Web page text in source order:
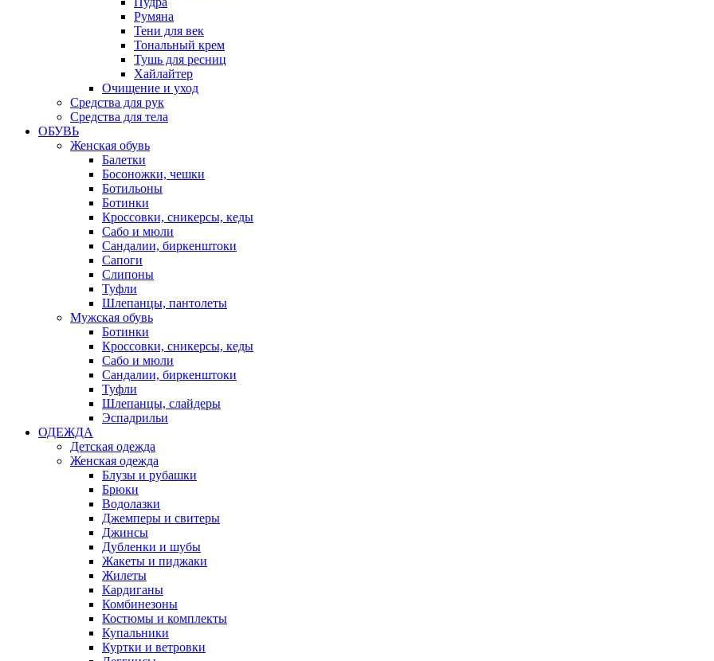
Румяна
Тени для век
Тональный крем
Тушь для ресниц
Хайлайтер
Очищение и уход
Средства для рук
Средства для тела
ОБУВЬ
Женская обувь
Балетки
Босоножки, чешки
Ботильоны
Ботинки
Кроссовки, сникерсы, кеды
Сабо и мюли
Сандалии, биркенштоки
Сапоги
Слипоны
Туфли
Шлепанцы, пантолеты
Мужская обувь
Ботинки
Кроссовки, сникерсы, кеды
Сабо и мюли
Сандалии, биркенштоки
Туфли
Шлепанцы, слайдеры
Эспадрильи
ОДЕЖДА
Детская одежда
Женская одежда
Блузы и рубашки
Брюки
Водолазки
Джемперы и свитеры
Джинсы
Дубленки и шубы
Жакеты и пиджаки
Жилеты
Кардиганы
Комбинезоны
Костюмы и комплекты
Купальники
Куртки и ветровки